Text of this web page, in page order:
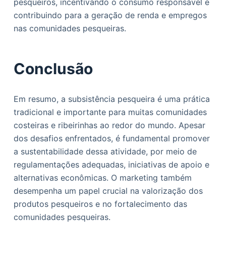
pesqueiros, incentivando o consumo responsável e
contribuindo para a geração de renda e empregos
nas comunidades pesqueiras.
Conclusão
Em resumo, a subsistência pesqueira é uma prática
tradicional e importante para muitas comunidades
costeiras e ribeirinhas ao redor do mundo. Apesar
dos desafios enfrentados, é fundamental promover
a sustentabilidade dessa atividade, por meio de
regulamentações adequadas, iniciativas de apoio e
alternativas econômicas. O marketing também
desempenha um papel crucial na valorização dos
produtos pesqueiros e no fortalecimento das
comunidades pesqueiras.